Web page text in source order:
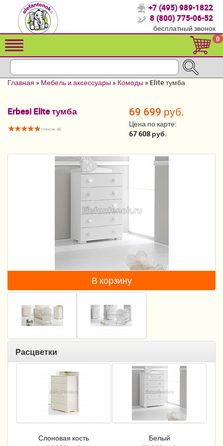
Спасибо, что выбрали нас!
Распродажа!
Детские коляски
Кровати для детей от 2-3 лет
Конверты, муфты
Детский транспорт
Мебель и аксессуары
Постельные принадлежности
Качели, шезлонги
Манежи
Безопасность ребенка
Ходунки и прыгунки
Игры и развитие
Принадлежности для выписки
Сумки для мам и детей
Кенгуру и слинги
+7 (495) 989-1822
8 (800) 775-06-52
бесплатный звонок
0
Главная » Мебель и аксессуары » Комоды » Elite тумба
Erbesi Elite тумба
голосов: (4)
69 699 руб.
Цена по карте:
67 608 руб.
В корзину
Расцветки
Слоновая кость
Белый